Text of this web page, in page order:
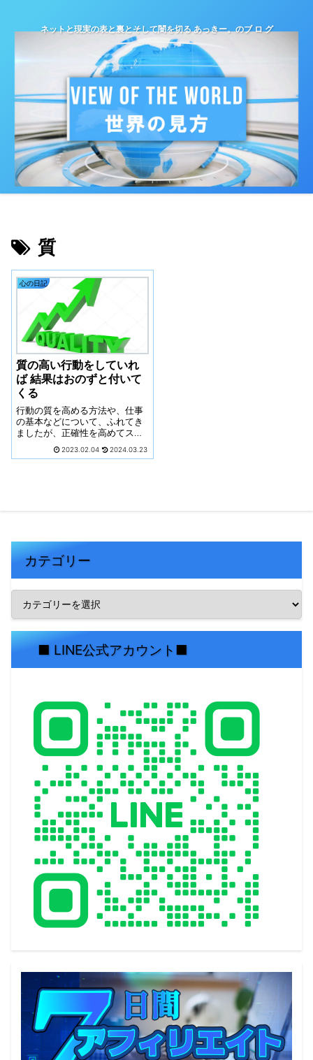
ネットと現実の表と裏とそして闇を切る あっきー。のブ ロ グ
質
心の日記
質の高い行動をしていれ
ば 結果はおのずと付いて
くる
行動の質を高める方法や、仕事
の基本などについて、ふれてき
ましたが、正確性を高めてスピ
果もあげることができるでしょ
2023.02.04 2024.03.23
カテゴリー
■ LINE公式アカウント■